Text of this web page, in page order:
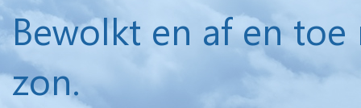
Bewolkt en af en
zon.